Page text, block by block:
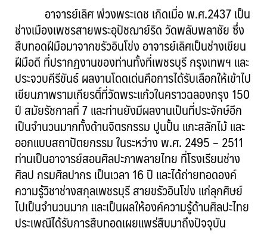
อาจารย์เลิศ พ่วงพระเดช เกิดเมื่อ พ.ศ.2437 เป็น
ช่างเมืองเพชรสายพระอุปัชฌาย์ริด วัดพลับพลาชัย ซึ่ง
สืบทอดฝีมือมาจากขรัวอินโข่ง อาจารย์เลิศเป็นช่างเขียน
ฝีมือดี ที่ปรากฏงานของท่านทั้งที่เพชรบุรี กรุงเทพฯ และ
ประจวบคีรีขันธ์ ผลงานโดดเด่นคือการได้รับเลือกให้เข้าไป
เขียนภาพรามเกียรติ์ที่วัดพระแก้วในคราวฉลองกรุง 150
ปี สมัยรัชกาลที่ 7 และท่านยังมีผลงานเป็นที่ประจักษ์อีก
เป็นจำนวนมากทั้งด้านจิตรกรรม ปูนปั้น แกะสลักไม้ และ
ออกแบบสถาปัตยกรรม ในระหว่าง พ.ศ. 2495 – 2511
ท่านเป็นอาจารย์สอนศิลปะภาพลายไทย ที่โรงเรียนช่าง
ศิลป กรมศิลปากร เป็นเวลา 16 ปี และได้ถ่ายทอดองค์
ความรู้วิชาช่างสกุลเพชรบุรี สายขรัวอินโข่ง แก่ลุกศิษย์
ไปเป็นจำนวนมาก และเป็นผลให้องค์ความรู้ด้านศิลปะไทย
ประเพณีได้รับการสืบทอดเผยแพร่สืบมาถึงปัจจุบัน